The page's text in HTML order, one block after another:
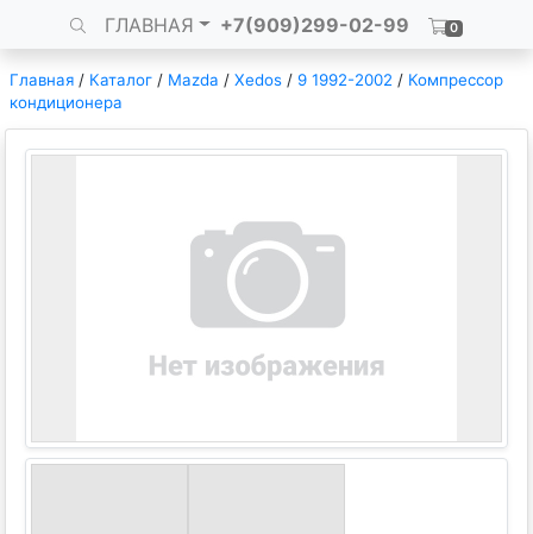
ГЛАВНАЯ +7(909)299-02-99 0
Главная / Каталог / Mazda / Xedos / 9 1992-2002 / Компрессор
кондиционера